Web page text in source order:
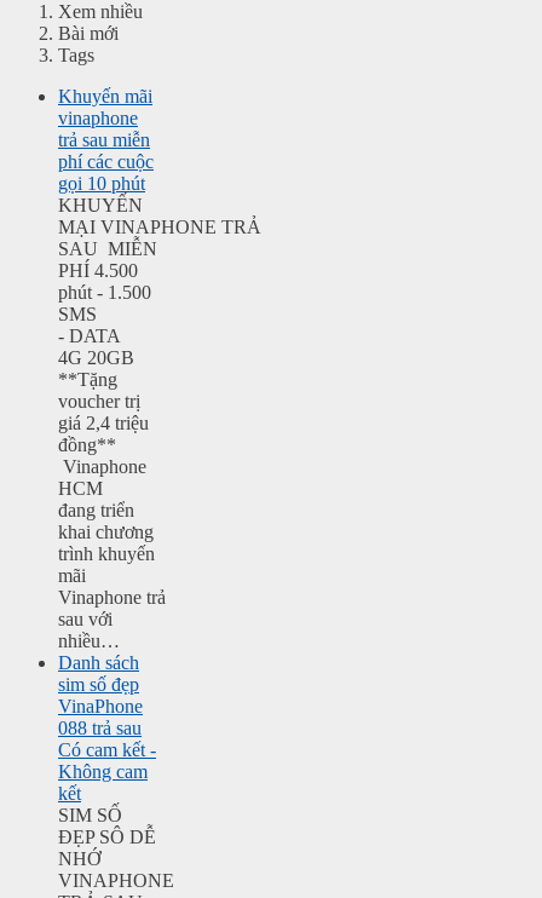
Xem nhiều
Bài mới
Tags
Khuyến mãi
vinaphone
trả sau miễn
phí các cuộc
gọi 10 phút
KHUYẾN
MẠI VINAPHONE TRẢ
SAU MIỄN
PHÍ 4.500
phút - 1.500
SMS
- DATA
4G 20GB
**Tặng
voucher trị
giá 2,4 triệu
đồng**
Vinaphone
HCM
đang triển
khai chương
trình khuyến
mãi
Vinaphone trả
sau với
nhiều…
Danh sách
sim số đẹp
VinaPhone
088 trả sau
Có cam kết -
Không cam
kết
SIM SỐ
ĐẸP SÔ DỄ
NHỚ
VINAPHONE